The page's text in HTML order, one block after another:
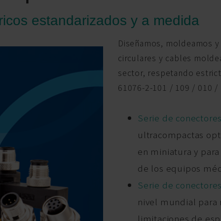
estandarizados y a medida
Diseñamos, moldeamos
circulares y cables
sector, respetando
61076-2-101 / 109 / 010
Serie de
ultracompactas
en miniatura y
de los equipos
Serie de
nivel mundial para
limitaciones de